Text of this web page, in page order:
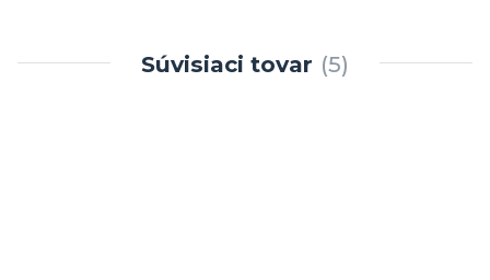
Súvisiaci tovar 5